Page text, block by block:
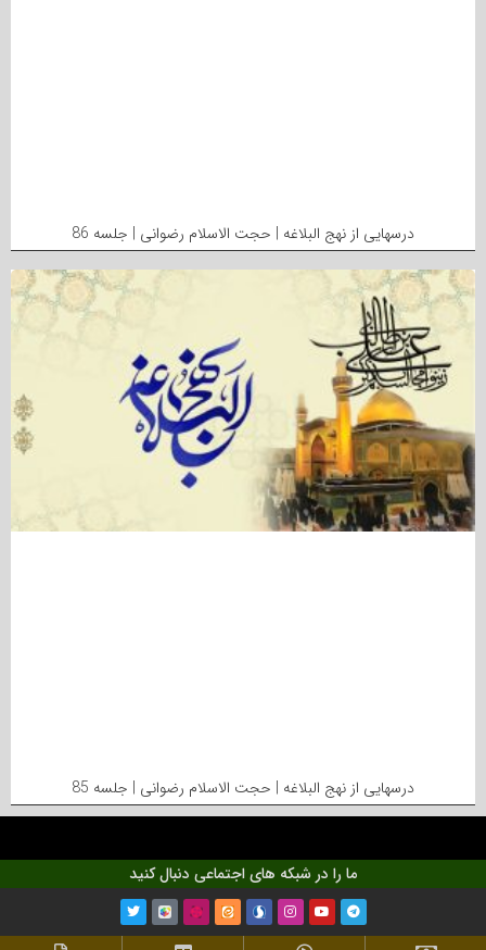
درسهایی از نهج البلاغه | حجت الاسلام رضوانی | جلسه 86
درسهایی از نهج البلاغه | حجت الاسلام رضوانی | جلسه 85
ما را در شبکه های اجتماعی دنبال کنید